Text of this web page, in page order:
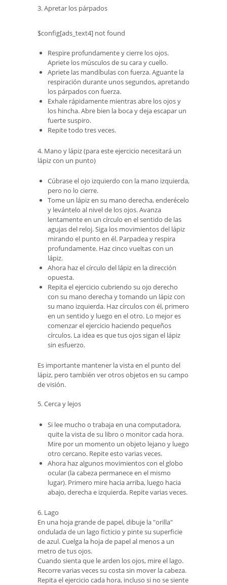
3. Apretar los párpados
$config[ads_text4] not found
Respire profundamente y cierre los ojos.
Apriete los músculos de su cara y cuello.
Apriete las mandíbulas con fuerza. Aguante la
respiración durante unos segundos, apretando
los párpados con fuerza.
Exhale rápidamente mientras abre los ojos y
los hincha. Abre bien la boca y deja escapar un
fuerte suspiro.
Repite todo tres veces.
4. Mano y lápiz (para este ejercicio necesitará un
lápiz con un punto)
Cúbrase el ojo izquierdo con la mano izquierda,
pero no lo cierre.
Tome un lápiz en su mano derecha, enderécelo
y levántelo al nivel de los ojos. Avanza
lentamente en un círculo en el sentido de las
agujas del reloj. Siga los movimientos del lápiz
mirando el punto en él. Parpadea y respira
profundamente. Haz cinco vueltas con un
lápiz.
Ahora haz el círculo del lápiz en la dirección
opuesta.
Repita el ejercicio cubriendo su ojo derecho
con su mano derecha y tomando un lápiz con
su mano izquierda. Haz círculos con él, primero
en un sentido y luego en el otro. Lo mejor es
comenzar el ejercicio haciendo pequeños
círculos. La idea es que tus ojos sigan el lápiz
sin esfuerzo.
Es importante mantener la vista en el punto del
lápiz, pero también ver otros objetos en su campo
de visión.
5. Cerca y lejos
Si lee mucho o trabaja en una computadora,
quite la vista de su libro o monitor cada hora.
Mire por un momento un objeto lejano y luego
otro cercano. Repite esto varias veces.
Ahora haz algunos movimientos con el globo
ocular (la cabeza permanece en el mismo
lugar). Primero mire hacia arriba, luego hacia
abajo, derecha e izquierda. Repite varias veces.
6. Lago
En una hoja grande de papel, dibuje la "orilla"
ondulada de un lago ficticio y pinte su superficie
de azul. Cuelga la hoja de papel al menos a un
metro de tus ojos.
Cuando sienta que le arden los ojos, mire el lago.
Recorre varias veces su costa sin mover la cabeza.
Repita el ejercicio cada hora, incluso si no se siente